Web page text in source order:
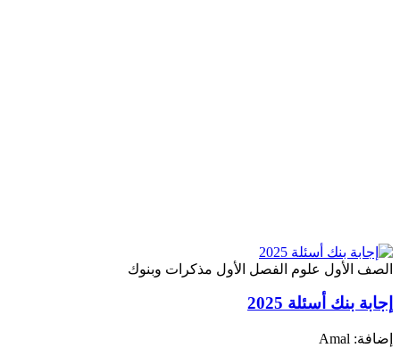
الصف الأول علوم الفصل الأول مذكرات وبنوك
إجابة بنك أسئلة 2025
إضافة: Amal